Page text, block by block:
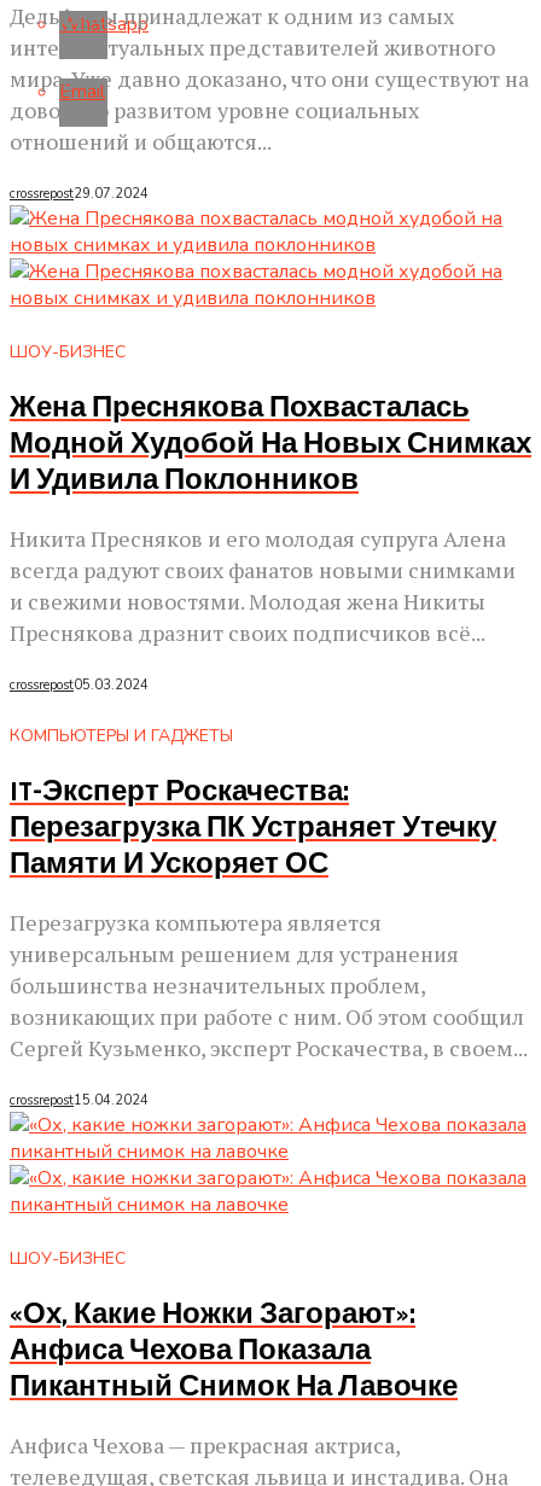
Whatsapp
Email
Дельфины принадлежат к одним из самых
интеллектуальных представителей животного
мира. Уже давно доказано, что они существуют на
довольно развитом уровне социальных
отношений и общаются...
crossrepost29.07.2024
ШОУ-БИЗНЕС
Жена Преснякова Похвасталась
Модной Худобой На Новых Снимках
И Удивила Поклонников
Никита Пресняков и его молодая супруга Алена
всегда радуют своих фанатов новыми снимками
и свежими новостями. Молодая жена Никиты
Преснякова дразнит своих подписчиков всё...
crossrepost05.03.2024
КОМПЬЮТЕРЫ И ГАДЖЕТЫ
IT-Эксперт Роскачества:
Перезагрузка ПК Устраняет Утечку
Памяти И Ускоряет ОС
Перезагрузка компьютера является
универсальным решением для устранения
большинства незначительных проблем,
возникающих при работе с ним. Об этом сообщил
Сергей Кузьменко, эксперт Роскачества, в своем...
crossrepost15.04.2024
ШОУ-БИЗНЕС
«Ох, Какие Ножки Загорают»:
Анфиса Чехова Показала
Пикантный Снимок На Лавочке
Анфиса Чехова — прекрасная актриса,
телеведущая, светская львица и инстадива. Она